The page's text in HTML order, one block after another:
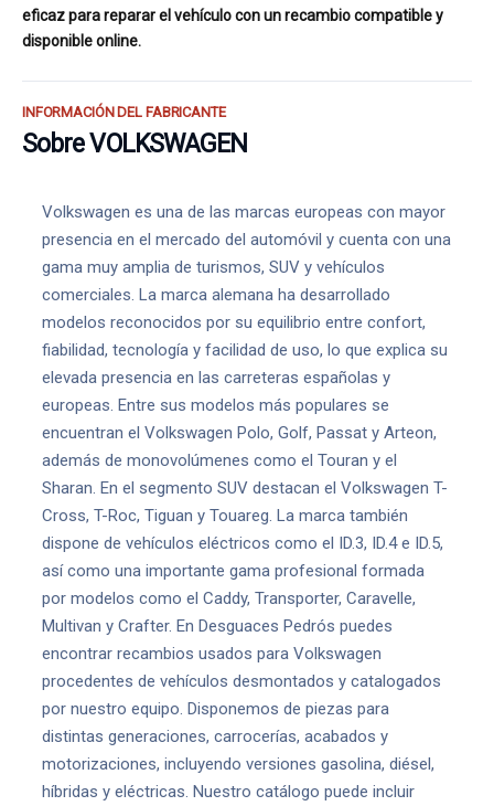
eficaz para reparar el vehículo con un recambio compatible y
disponible online.
INFORMACIÓN DEL FABRICANTE
Sobre VOLKSWAGEN
Volkswagen es una de las marcas europeas con mayor
presencia en el mercado del automóvil y cuenta con una
gama muy amplia de turismos, SUV y vehículos
comerciales. La marca alemana ha desarrollado
modelos reconocidos por su equilibrio entre confort,
fiabilidad, tecnología y facilidad de uso, lo que explica su
elevada presencia en las carreteras españolas y
europeas. Entre sus modelos más populares se
encuentran el Volkswagen Polo, Golf, Passat y Arteon,
además de monovolúmenes como el Touran y el
Sharan. En el segmento SUV destacan el Volkswagen T-
Cross, T-Roc, Tiguan y Touareg. La marca también
dispone de vehículos eléctricos como el ID.3, ID.4 e ID.5,
así como una importante gama profesional formada
por modelos como el Caddy, Transporter, Caravelle,
Multivan y Crafter. En Desguaces Pedrós puedes
encontrar recambios usados para Volkswagen
procedentes de vehículos desmontados y catalogados
por nuestro equipo. Disponemos de piezas para
distintas generaciones, carrocerías, acabados y
motorizaciones, incluyendo versiones gasolina, diésel,
híbridas y eléctricas. Nuestro catálogo puede incluir